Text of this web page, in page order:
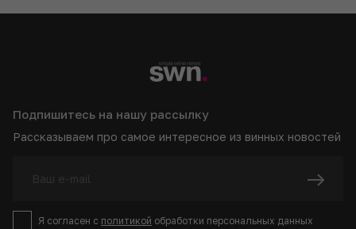
Подпишитесь на нашу рассылку
Рассказываем про самое интересное из винных новостей
Я согласен с политикой обработки персональных данных